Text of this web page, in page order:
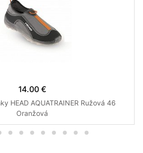
14.00 €
HEAD AQUATRAINER Ružová 46
Oranžová